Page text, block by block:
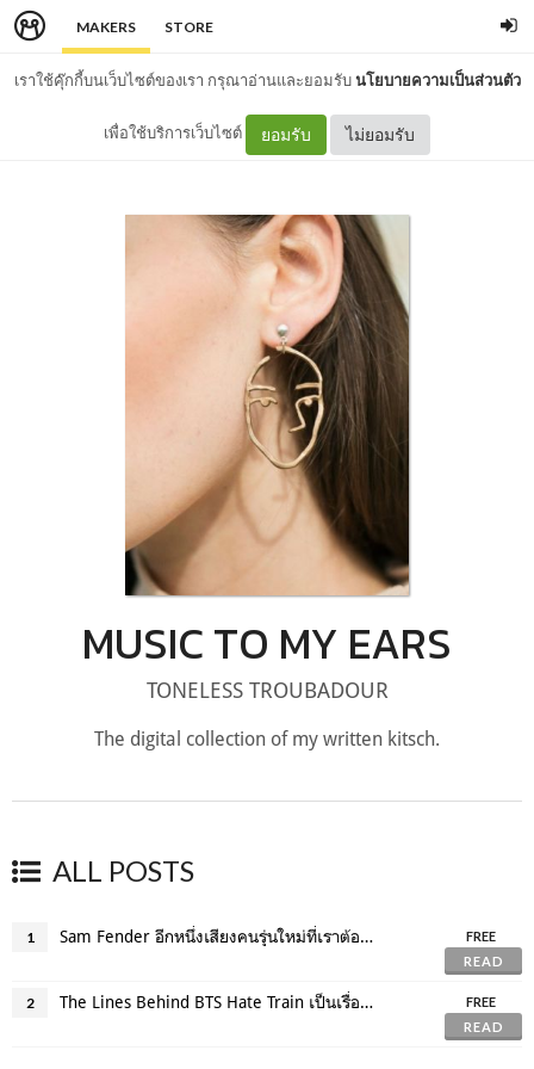
MAKERS STORE
เราใช้คุ๊กกี้บนเว็บไซต์ของเรา กรุณาอ่านและยอมรับนโยบายความเป็นส่วนตัว
เพื่อใช้บริการเว็บไซต์ ยอมรับ ไม่ยอมรับ
MUSIC TO MY EARS
TONELESS TROUBADOUR
The digital collection of my written kitsch.
ALL POSTS
1 Sam Fender อีกหนึ่งเสียงคนรุ่นใหม่ที่เราต้องรับฟัง
FREE
READ
2 The Lines Behind BTS Hate Train เป็นเรื่องเท่ที่จะปฏิเสธบอยแบนด์เกาหลี
FREE
READ